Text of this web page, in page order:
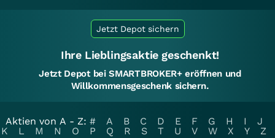
Jetzt Depot sichern
Ihre Lieblingsaktie geschenkt!
Jetzt Depot bei SMARTBROKER+ eröffnen und
Willkommensgeschenk sichern.
Aktien von A - Z: # A B C D E F G H I
J
K
L M N O P Q R S T U V W X Y
Z